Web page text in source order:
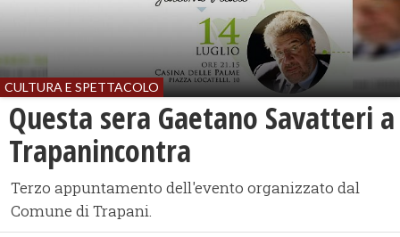
CULTURA E SPETTACOLO
Questa sera Gaetano Savatteri a
Trapanincontra
Terzo appuntamento dell'evento organizzato dal
Comune di Trapani.